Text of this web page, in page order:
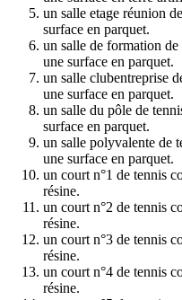
un salle etage réunion
surface en parquet.
un salle de formation
une surface en parquet.
un salle clubentreprise
une surface en parquet.
un salle du pôle de
surface en parquet.
un salle polyvalente de
une surface en parquet.
un court n°1 de tennis
résine.
un court n°2 de tennis
résine.
un court n°3 de tennis
résine.
un court n°4 de tennis
résine.